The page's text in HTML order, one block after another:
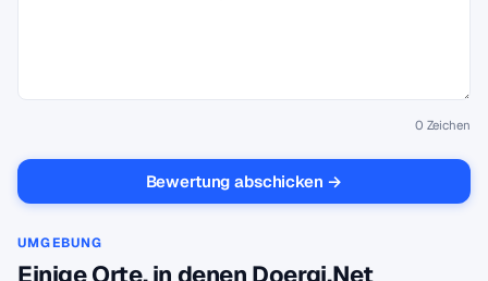
0 Zeichen
Bewertung abschicken →
UMGEBUNG
Einige Orte, in denen Doergi.Net